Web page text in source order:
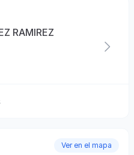
RAMIREZ
Ver en el mapa